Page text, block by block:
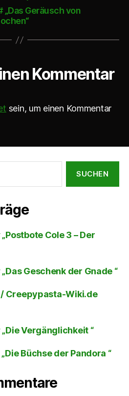
Geräusch von
Kommentar
sein, um einen Kommentar
Cole 3 – Der
Geschenk der Gnade “
Creepypasta-Wiki.de
Vergänglichkeit “
Büchse der Pandora “